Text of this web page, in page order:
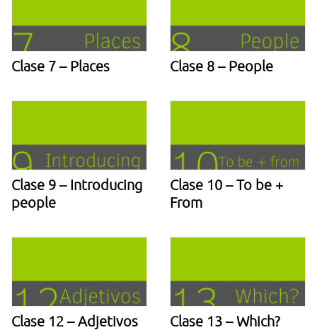
Clase 7 – Places Clase 8 – People
Clase 9 – Introducing
people
Clase 10 – To be +
From
Clase 12 – Adjetivos Clase 13 – Which?